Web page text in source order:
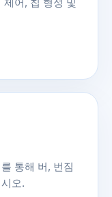
통해 버, 번짐
오.